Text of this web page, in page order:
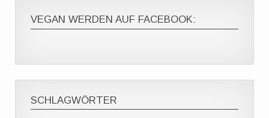
VEGAN WERDEN AUF FACEBOOK:
SCHLAGWÖRTER